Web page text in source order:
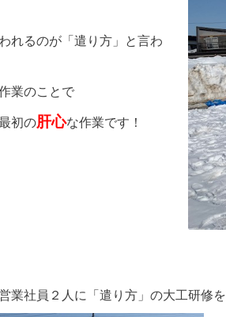
れるのが「遣り方」と言わ
業のことで
初の肝心な作業です！
業社員２人に「遣り方」の大工研修を